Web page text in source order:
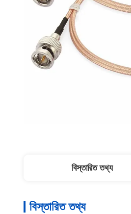
বিস্তারিত তথ্য
বিস্তারিত তথ্য